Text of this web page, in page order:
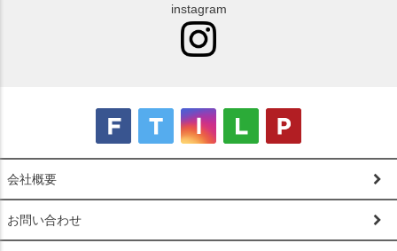
instagram
会社概要
お問い合わせ